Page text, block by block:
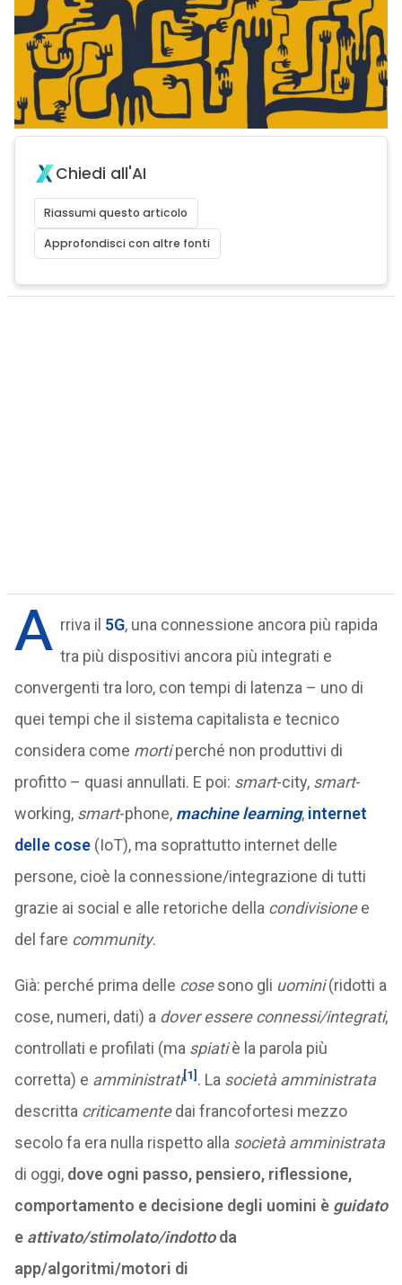
Chiedi all'AI
Riassumi questo articolo
Approfondisci con altre fonti
A rriva il 5G, una connessione ancora più rapida
tra più dispositivi ancora più integrati e
convergenti tra loro, con tempi di latenza – uno di
quei tempi che il sistema capitalista e tecnico
considera come mortiperché non produttivi di
profitto – quasi annullati. E poi: smart-city, smart-
working, smart-phone, machine learning, internet
delle cose(IoT), ma soprattutto internet delle
persone, cioè la connessione/integrazione di tutti
grazie ai social e alle retoriche della condivisionee
del fare community.
Già: perché prima delle cosesono gli uomini(ridotti a
cose, numeri, dati) a dover essere connessi/integrati,
controllati e profilati (ma spiatiè la parola più
corretta) e amministrati[1] . La società amministrata
descritta criticamentedai francofortesi mezzo
secolo fa era nulla rispetto alla società amministrata
di oggi, dove ogni passo, pensiero, riflessione,
comportamento e decisione degli uomini è guidato
e attivato/stimolato/indottoda
app/algoritmi/motori di